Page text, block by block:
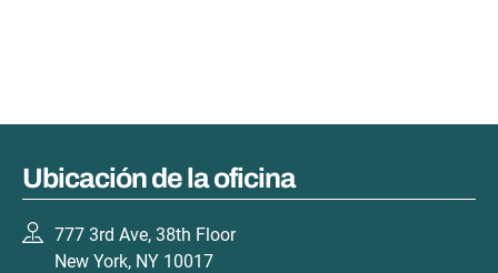
Ubicación de la oficina
777 3rd Ave, 38th Floor
New York, NY 10017